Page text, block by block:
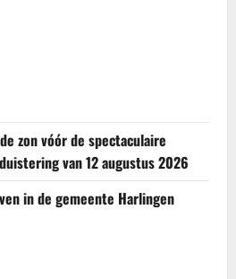
zon vóór de spectaculaire
van 12 augustus 2026
in de gemeente Harlingen